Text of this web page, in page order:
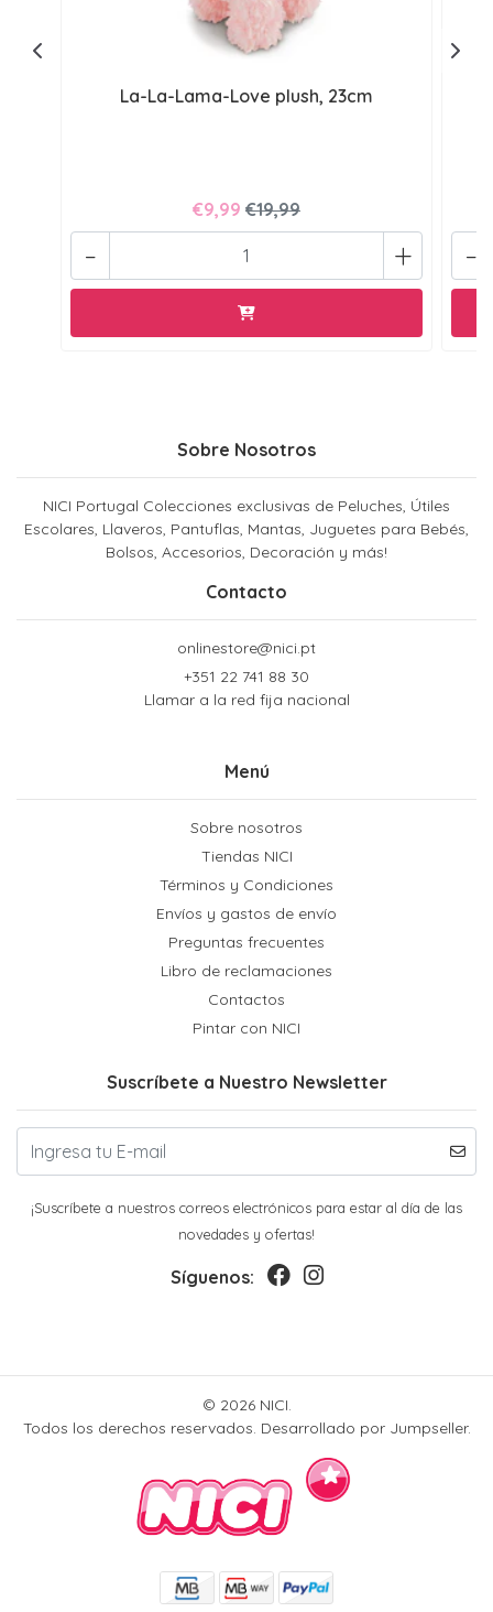
La-La-Lama-Love plush, 23cm
€9,99 €19,99
+
- -
Sobre Nosotros
NICI Portugal Colecciones exclusivas de Peluches, Útiles
Escolares, Llaveros, Pantuflas, Mantas, Juguetes para Bebés,
Bolsos, Accesorios, Decoración y más!
Contacto
onlinestore@nici.pt
+351 22 741 88 30
Llamar a la red fija nacional
Menú
Sobre nosotros
Tiendas NICI
Términos y Condiciones
Envíos y gastos de envío
Preguntas frecuentes
Libro de reclamaciones
Contactos
Pintar con NICI
Suscríbete a Nuestro Newsletter
¡Suscríbete a nuestros correos electrónicos para estar al día de las
novedades y ofertas!
Síguenos:
© 2026 NICI.
Todos los derechos reservados. Desarrollado por Jumpseller.